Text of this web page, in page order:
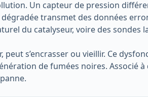
Un capteur de pression
transmet des données
du catalyseur, voire des sondes
s’encrasser ou vieillir. Ce
de fumées noires. Associé